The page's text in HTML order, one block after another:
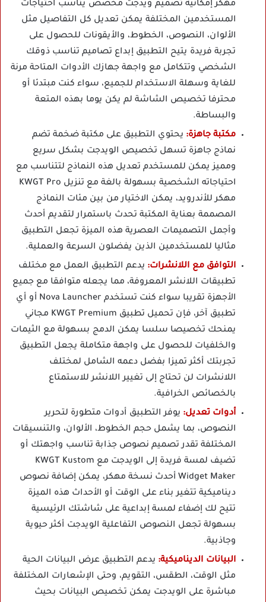
مهكر إمكانية تصميم ويدجت مخصص يناسب احتياجات
المستخدمين المختلفة يمكن تعديل كل التفاصيل مثل
الألوان، النصوص، الخطوط، والأيقونات للحصول على
تجربة فريدة يتيح التطبيق إبداع تصاميم تناسب ذوقك
الشخصي وتتكامل مع واجهة جهازك الأدوات المتاحة مرنة
للغاية وسهلة الاستخدام للجميع، سواء كنت مبتدئا أو
محترفا تخصيص الشاشة لم يكن يوما بهذه المتعة
والبساطة.
مكتبة جاهزة: يحتوي التطبيق على مكتبة ضخمة تضم
نماذج جاهزة تسهل تخصيص الويدجت بشكل سريع
ومميز يمكن للمستخدم تعديل هذه النماذج لتتناسب مع
احتياجاته الشخصية بسهولة بالغة مع تنزيل KWGT Pro
مهكر للأندرويد، يمكن الاختيار من بين مئات النماذج
المصممة بعناية المكتبة تحدث باستمرار لتقديم أحدث
وأجمل التصميمات العصرية هذه الميزة تجعل التطبيق
مثاليا للمستخدمين الذين يفضلون السرعة والعملية.
التوافق مع اللانشرات: يدعم التطبيق العمل مع مختلف
تطبيقات اللانشر المعروفة، مما يجعله متوافقا مع جميع
الأجهزة تقريبا سواء كنت تستخدم Nova Launcher أو أي
تطبيق آخر، فإن تحميل تطبيق KWGT Premium مجاني
يمنحك تخصيصا سلسا يمكن الدمج بسهولة مع الثيمات
والخلفيات للحصول على واجهة متكاملة يجعل التطبيق
تجربتك أكثر تميزا بفضل دعمه الشامل لمختلف
اللانشرات لن تحتاج إلى تغيير اللانشر للاستمتاع
بالخصائص الخرافية.
أدوات تعديل: يوفر التطبيق أدوات متطورة لتحرير
النصوص، بما يشمل حجم الخطوط، الألوان، والتنسيقات
المختلفة تقدر تصميم نصوص جذابة تناسب واجهتك أو
تضيف لمسة فريدة إلى الويدجت مع KWGT Kustom
Widget Maker أحدث نسخة مهكر، يمكن إضافة نصوص
ديناميكية تتغير بناء على الوقت أو الأحداث هذه الميزة
تتيح لك إضفاء لمسة إبداعية على شاشتك الرئيسية
بسهولة تجعل النصوص التفاعلية الويدجت أكثر حيوية
وجاذبية.
البيانات الديناميكية: يدعم التطبيق عرض البيانات الحية
مثل الوقت، الطقس، التقويم، وحتى الإشعارات المختلفة
مباشرة على الويدجت يمكن تخصيص البيانات بحيث